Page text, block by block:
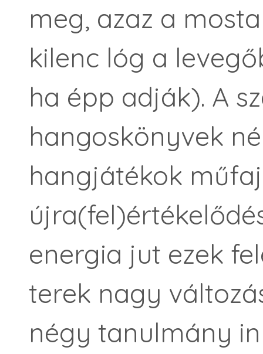
meg, azaz a
kilenc lóg a
ha épp adják). A
hangoskönyvek
hangjátékok
energia jut ezek
terek nagy
négy tanulmány